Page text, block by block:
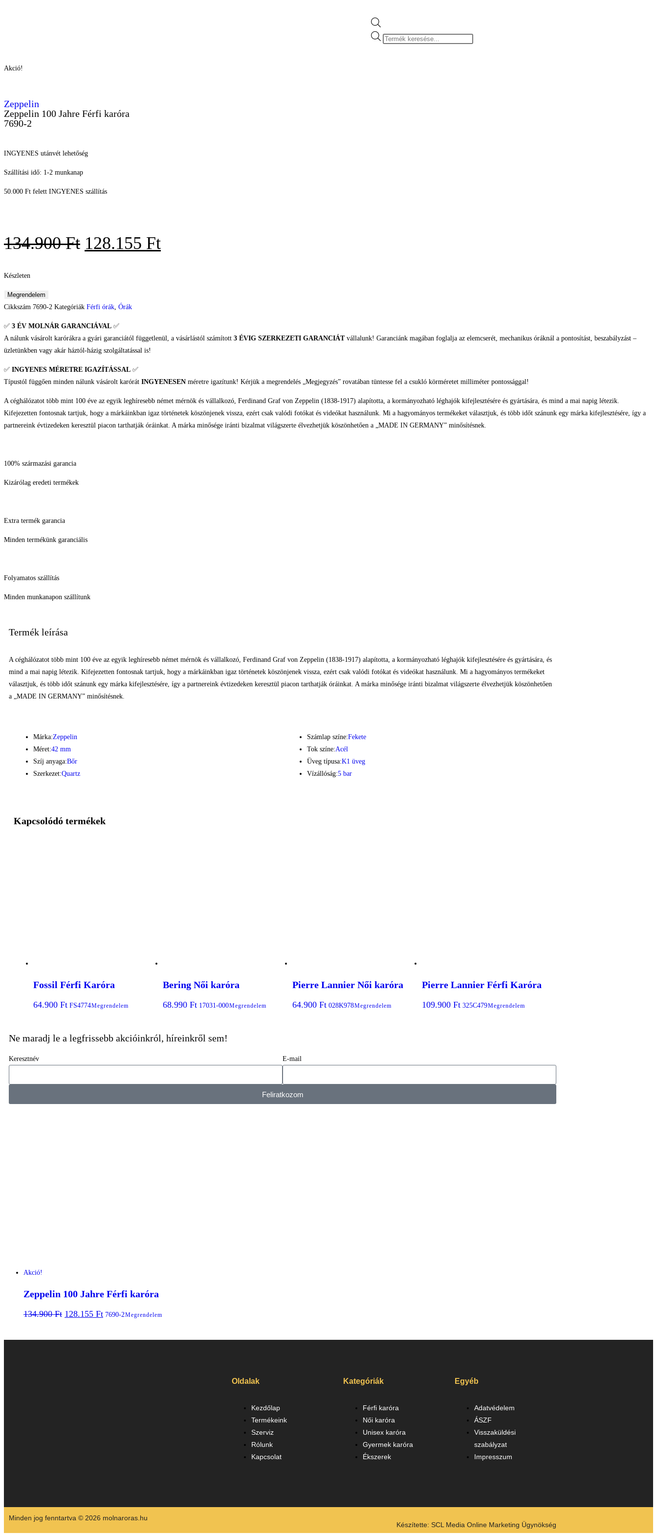
Akció!
Zeppelin
Zeppelin 100 Jahre Férfi karóra
7690-2
INGYENES utánvét lehetőség
Szállítási idő: 1-2 munkanap
50.000 Ft felett INGYENES szállítás
134.900Ft 128.155 Ft
Készleten
Megrendelem
Cikkszám 7690-2 Kategóriák Férfi órák Órák
✅ 3 ÉV MOLNÁR GARANCIÁVAL ✅
A nálunk vásárolt karórákra a gyári garanciától függetlenül, a vásárlástól számított 3 ÉVIG SZERKEZETI GARANCIÁTvállalunk! Garanciánk magában foglalja az elemcserét, mechanikus óráknál a pontosítást, beszabályzást –
üzletünkben vagy akár háztól-házig szolgáltatással is!
✅ INGYENES MÉRETRE IGAZÍTÁSSAL ✅
Típustól függően minden nálunk vásárolt karórát INGYENESEN méretre igazítunk! Kérjük a megrendelés „Megjegyzés” rovatában tüntesse fel a csukló körméretet milliméter pontossággal!
A céghálózatot több mint 100 éve az egyik leghíresebb német mérnök és vállalkozó, Ferdinand Graf von Zeppelin (1838-1917) alapította, a kormányozható léghajók kifejlesztésére és gyártására, és mind a mai napig létezik.
Kifejezetten fontosnak tartjuk, hogy a márkáinkban igaz történetek köszönjenek vissza, ezért csak valódi fotókat és videókat használunk. Mi a hagyományos termékeket választjuk, és több időt szánunk egy márka kifejlesztésére, így a
partnereink évtizedeken keresztül piacon tarthatják óráinkat. A márka minősége iránti bizalmat világszerte élvezhetjük köszönhetően a „MADE IN GERMANY” minősítésnek.
100% származási garancia
Kizárólag eredeti termékek
Extra termék garancia
Minden termékünk garanciális
Folyamatos szállítás
Minden munkanapon szállítunk
Termék leírása
A céghálózatot több mint 100 éve az egyik leghíresebb német mérnök és vállalkozó, Ferdinand Graf von Zeppelin (1838-1917) alapította, a kormányozható léghajók kifejlesztésére és gyártására, és
mind a mai napig létezik. Kifejezetten fontosnak tartjuk, hogy a márkáinkban igaz történetek köszönjenek vissza, ezért csak valódi fotókat és videókat használunk. Mi a hagyományos termékeket
választjuk, és több időt szánunk egy márka kifejlesztésére, így a partnereink évtizedeken keresztül piacon tarthatják óráinkat. A márka minősége iránti bizalmat világszerte élvezhetjük köszönhetően
a „MADE IN GERMANY” minősítésnek.
Márka:Zeppelin
Méret:42 mm
Szíj anyaga:Bőr
Szerkezet:Quartz
Számlap színe:Fekete
Tok színe:Acél
Üveg típusa:K1 üveg
Vízállóság:5 bar
Kapcsolódó termékek
Fossil Férfi Karóra
64.900 Ft FS4774Megrendelem
Bering Női karóra
68.990 Ft 17031-000Megrendelem
Pierre Lannier Női karóra
64.900 Ft 028K978Megrendelem
Pierre Lannier Férfi Karóra
109.900 Ft 325C479Megrendelem
Ne maradj le a legfrissebb akcióinkról, híreinkről sem!
Keresztnév E-mail
Feliratkozom
Akció!
Zeppelin 100 Jahre Férfi karóra
134.900Ft 128.155 Ft 7690-2Megrendelem
Oldalak
Kezdőlap
Termékeink
Szerviz
Rólunk
Kapcsolat
Kategóriák
Férfi karóra
Női karóra
Unisex karóra
Gyermek karóra
Ékszerek
Egyéb
Adatvédelem
ÁSZF
Visszaküldési
szabályzat
Impresszum
Minden jog fenntartva © 2026 molnaroras.hu
Készítette: SCL Media Online Marketing Ügynökség